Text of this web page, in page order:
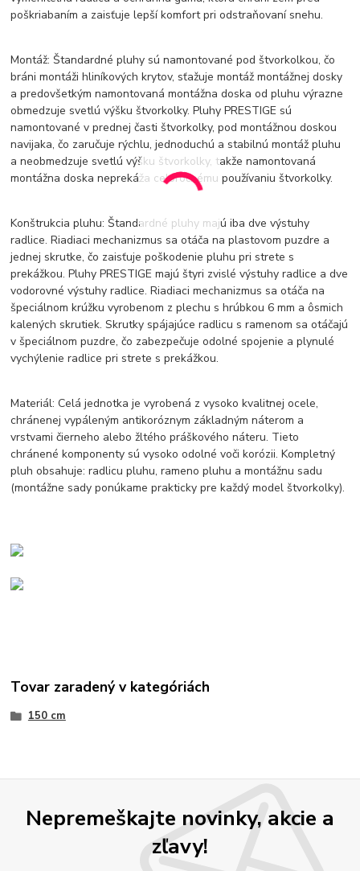
poškriabaním a zaisťuje lepší komfort pri odstraňovaní snehu.
Montáž: Štandardné pluhy sú namontované pod štvorkolkou, čo
bráni montáži hliníkových krytov, sťažuje montáž montážnej dosky
a predovšetkým namontovaná montážna doska od pluhu výrazne
obmedzuje svetlú výšku štvorkolky. Pluhy PRESTIGE sú
namontované v prednej časti štvorkolky, pod montážnou doskou
navijaka, čo zaručuje rýchlu, jednoduchú a stabilnú montáž pluhu
a neobmedzuje svetlú výšku štvorkolky, takže namontovaná
montážna doska neprekáža celoročnému používaniu štvorkolky.
Konštrukcia pluhu: Štandardné pluhy majú iba dve výstuhy
radlice. Riadiaci mechanizmus sa otáča na plastovom puzdre a
jednej skrutke, čo zaisťuje poškodenie pluhu pri strete s
prekážkou. Pluhy PRESTIGE majú štyri zvislé výstuhy radlice a dve
vodorovné výstuhy radlice. Riadiaci mechanizmus sa otáča na
špeciálnom krúžku vyrobenom z plechu s hrúbkou 6 mm a ôsmich
kalených skrutiek. Skrutky spájajúce radlicu s ramenom sa otáčajú
v špeciálnom puzdre, čo zabezpečuje odolné spojenie a plynulé
vychýlenie radlice pri strete s prekážkou.
Materiál: Celá jednotka je vyrobená z vysoko kvalitnej ocele,
chránenej vypáleným antikoróznym základným náterom a
vrstvami čierneho alebo žltého práškového náteru. Tieto
chránené komponenty sú vysoko odolné voči korózii. Kompletný
pluh obsahuje: radlicu pluhu, rameno pluhu a montážnu sadu
(montážne sady ponúkame prakticky pre každý model štvorkolky).
Tovar zaradený v kategóriách
150 cm
Nepremeškajte novinky, akcie a
zľavy!